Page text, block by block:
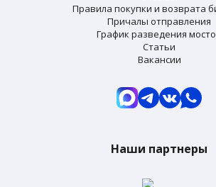
Правила покупки и возврата
Причалы отправления
График разведения
Статьи
Вакансии
Наши партнеры